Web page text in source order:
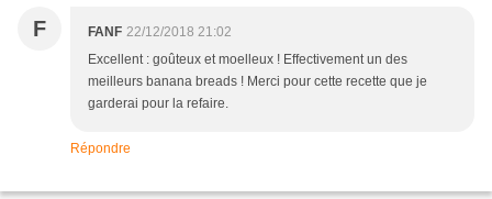
F FANF 22/12/2018 21:02
Excellent : goûteux et moelleux ! Effectivement un des
meilleurs banana breads ! Merci pour cette recette que je
garderai pour la refaire.
Répondre